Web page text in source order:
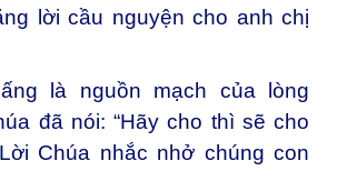
lời cầu nguyện cho anh chị
là nguồn mạch của lòng
đã nói: “Hãy cho thì sẽ cho
Chúa nhắc nhở chúng con